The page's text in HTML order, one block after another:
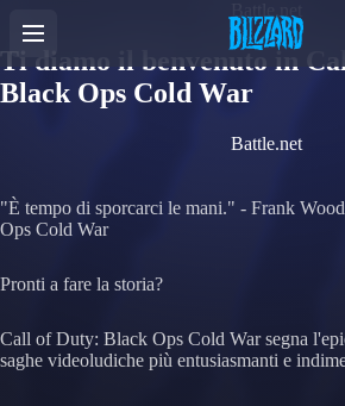
Ti diamo il benvenuto in
Black Ops Cold War
Battle.net
"È tempo di sporcarci le mani." - Frank
Ops Cold War
Pronti a fare la storia?
Call of Duty: Black Ops Cold War segna
saghe videoludiche più entusiasmanti e